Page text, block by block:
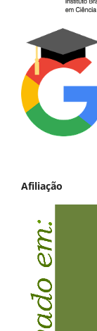
Afiliação